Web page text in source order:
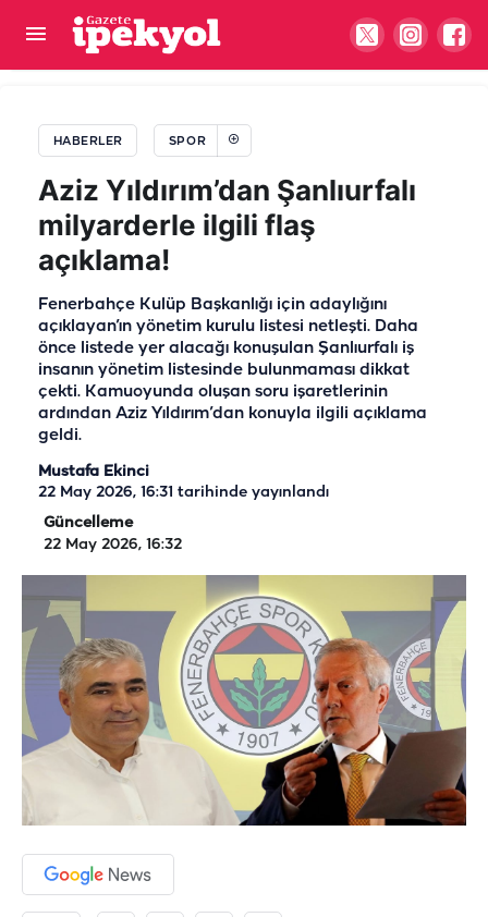
HABERLER SPOR
Aziz Yıldırım’dan Şanlıurfalı
milyarderle ilgili flaş
açıklama!
Fenerbahçe Kulüp Başkanlığı için adaylığını
açıklayan’ın yönetim kurulu listesi netleşti. Daha
önce listede yer alacağı konuşulan Şanlıurfalı iş
insanın yönetim listesinde bulunmaması dikkat
çekti. Kamuoyunda oluşan soru işaretlerinin
ardından Aziz Yıldırım’dan konuyla ilgili açıklama
geldi.
Mustafa Ekinci
22 May 2026, 16:31 tarihinde yayınlandı
Güncelleme
22 May 2026, 16:32
Şanlıurfalı milyarder Ankara'nın köklü kulübüne